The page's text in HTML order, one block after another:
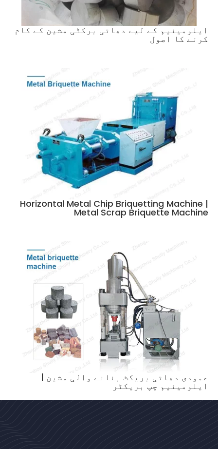
ایلومینیم کے لیے دھاتی برکٹی مشین کے کام
کرنے کا اصول
Horizontal Metal Chip Briquetting Machine |
Metal Scrap Briquette Machine
عمودی دھاتی بریکٹ بنانے والی مشین |
ایلومینیم چپ بریکٹر